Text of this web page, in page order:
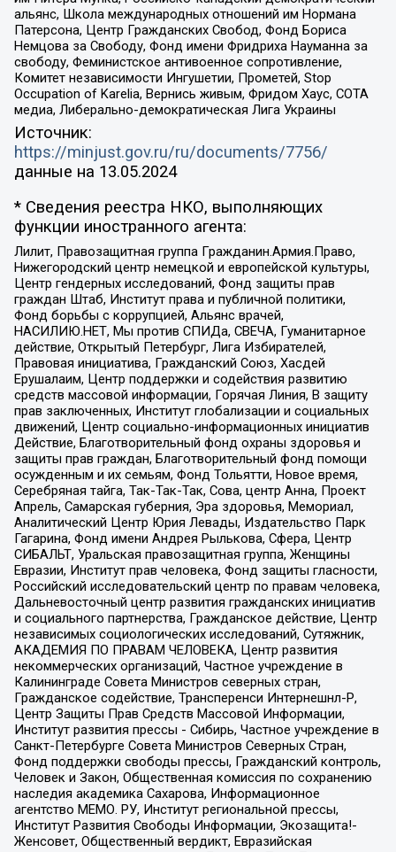
альянс, Школа международных отношений им Нормана
Патерсона, Центр Гражданских Свобод, Фонд Бориса
Немцова за Свободу, Фонд имени Фридриха Науманна за
свободу, Феминистское антивоенное сопротивление,
Комитет независимости Ингушетии, Прометей, Stop
Occupation of Karelia, Вернись живым, Фридом Хаус, СОТА
медиа, Либерально-демократическая Лига Украины
Источник:
https://minjust.gov.ru/ru/documents/7756/
данные на 13.05.2024
* Сведения реестра НКО, выполняющих
функции иностранного агента:
Лилит, Правозащитная группа Гражданин.Армия.Право,
Нижегородский центр немецкой и европейской культуры,
Центр гендерных исследований, Фонд защиты прав
граждан Штаб, Институт права и публичной политики,
Фонд борьбы с коррупцией, Альянс врачей,
НАСИЛИЮ.НЕТ, Мы против СПИДа, СВЕЧА, Гуманитарное
действие, Открытый Петербург, Лига Избирателей,
Правовая инициатива, Гражданский Союз, Хасдей
Ерушалаим, Центр поддержки и содействия развитию
средств массовой информации, Горячая Линия, В защиту
прав заключенных, Институт глобализации и социальных
движений, Центр социально-информационных инициатив
Действие, Благотворительный фонд охраны здоровья и
защиты прав граждан, Благотворительный фонд помощи
осужденным и их семьям, Фонд Тольятти, Новое время,
Серебряная тайга, Так-Так-Так, Сова, центр Анна, Проект
Апрель, Самарская губерния, Эра здоровья, Мемориал,
Аналитический Центр Юрия Левады, Издательство Парк
Гагарина, Фонд имени Андрея Рылькова, Сфера, Центр
СИБАЛЬТ, Уральская правозащитная группа, Женщины
Евразии, Институт прав человека, Фонд защиты гласности,
Российский исследовательский центр по правам человека,
Дальневосточный центр развития гражданских инициатив
и социального партнерства, Гражданское действие, Центр
независимых социологических исследований, Сутяжник,
АКАДЕМИЯ ПО ПРАВАМ ЧЕЛОВЕКА, Центр развития
некоммерческих организаций, Частное учреждение в
Калининграде Совета Министров северных стран,
Гражданское содействие, Трансперенси Интернешнл-Р,
Центр Защиты Прав Средств Массовой Информации,
Институт развития прессы - Сибирь, Частное учреждение в
Санкт-Петербурге Совета Министров Северных Стран,
Фонд поддержки свободы прессы, Гражданский контроль,
Человек и Закон, Общественная комиссия по сохранению
наследия академика Сахарова, Информационное
агентство МЕМО. РУ, Институт региональной прессы,
Институт Развития Свободы Информации, Экозащита!-
Женсовет, Общественный вердикт, Евразийская